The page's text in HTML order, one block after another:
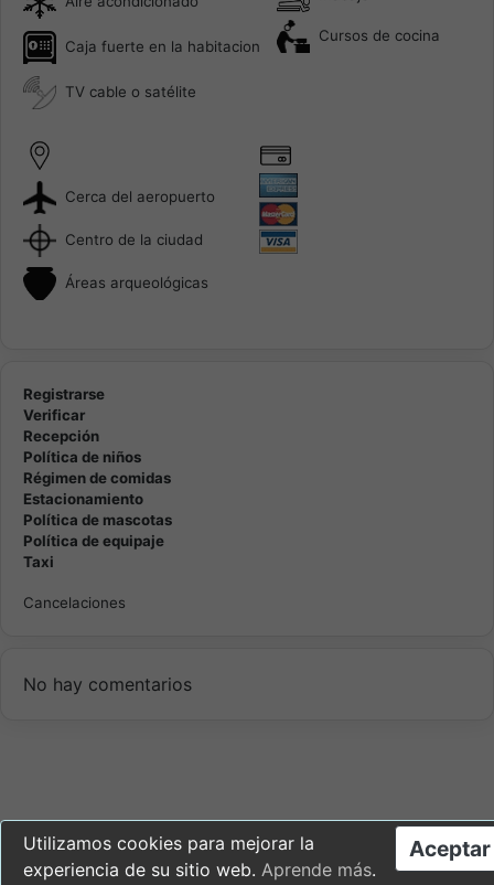
Aceptar
Utilizamos cookies para mejorar la
experiencia de su sitio web. Aprende más.
Caja fuerte en la habitacion
TV cable o satélite
Cursos de cocina
Cerca del aeropuerto
Centro de la ciudad
Áreas arqueológicas
Registrarse
Verificar
Recepción
Política de niños
Régimen de comidas
Estacionamiento
Política de mascotas
Política de equipaje
Taxi
Cancelaciones
No hay comentarios